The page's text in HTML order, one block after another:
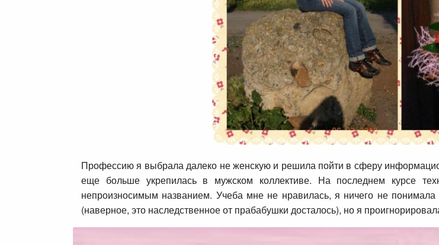
Профессию я выбрала далеко не женскую и решила пойти в сферу
еще больше укрепилась в мужском коллективе. На последнем курсе
непроизносимым названием. Учеба мне не нравилась, я ничего не
(наверное, это наследственное от прабабушки досталось), но я